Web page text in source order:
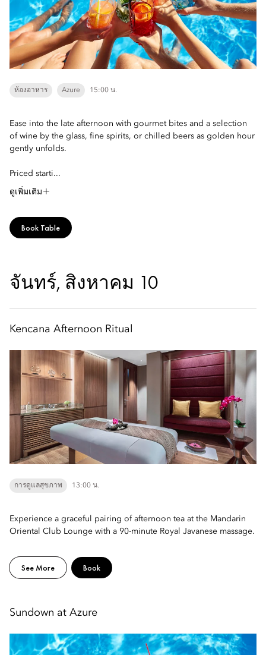
ห้องอาหาร Azure 15:00 น.
Ease into the late afternoon with gourmet bites and a selection
of wine by the glass, fine spirits, or chilled beers as golden hour
gently unfolds.
Priced starti...
ดูเพิ่มเติม
Book Table
จันทร์, สิงหาคม 10
Kencana Afternoon Ritual
การดูแลสุขภาพ 13:00 น.
Experience a graceful pairing of afternoon tea at the Mandarin
Oriental Club Lounge with a 90-minute Royal Javanese massage.
See More Book
Sundown at Azure